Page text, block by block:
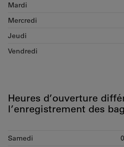
Mardi
Mercredi
Jeudi
Vendredi
Heures d’ouverture
l’enregistrement des
Samedi